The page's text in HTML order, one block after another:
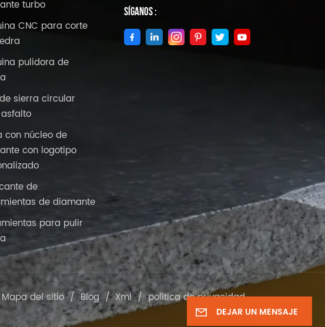
turbo
CNC para corte
pulidora de
sierra circular
con núcleo de
con logotipo
de
de diamante
para pulir
Síganos :
Mapa del sitio/ Blog /Xml/ política de privacidad
DEJAR UN MENSAJE